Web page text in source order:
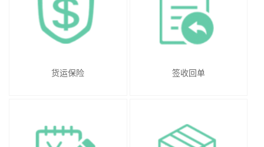
货运保险 签收回单